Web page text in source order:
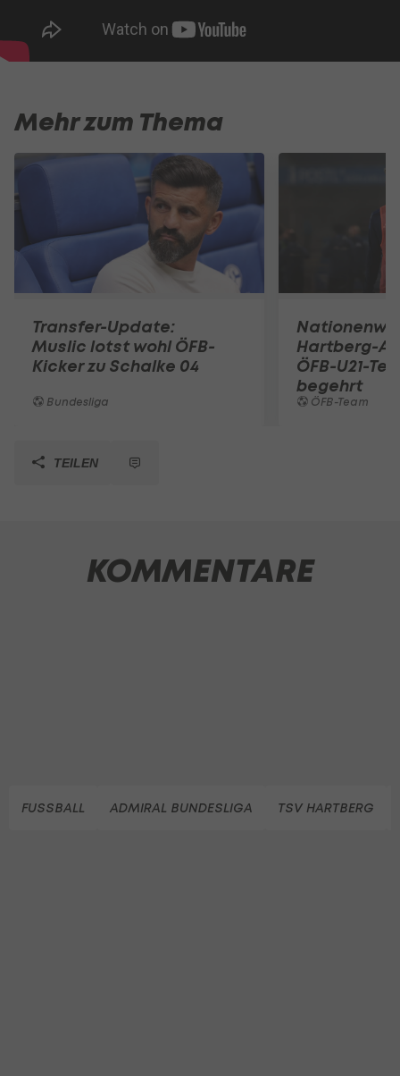
Mehr zum Thema
Transfer-Update:
Muslic lotst wohl ÖFB-
Kicker zu Schalke 04
Bundesliga
Hartberg-
ÖFB-U21-
begehrt
ÖFB-Team
TEILEN
KOMMENTARE
FUSSBALL ADMIRAL BUNDESLIGA TSV HARTBERG